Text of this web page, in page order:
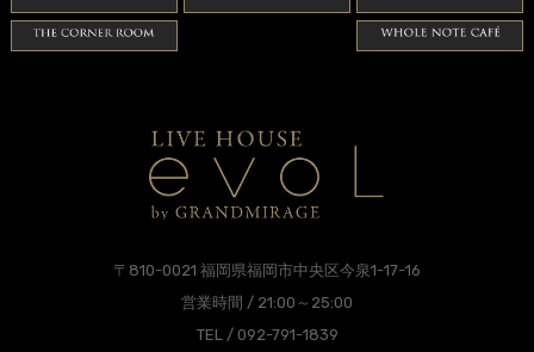
〒810-0021 福岡県福岡市中央区今泉1-17-16
営業時間 / 21:00～25:00
TEL / 092-791-1839